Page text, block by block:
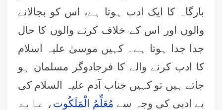
بارگاہ کا ایک ادب ہوتا ہے، اس کو بجالانے
والوں اور اس کے خلاف کرنے والوں کا حال
جدا جدا ہوتا ہے۔ کہیں موسیٰ علیہ اسلام
کا ادب کرنے والے کا فرجادوگر مسلمان ہو
جاتے ہیں تو کہیں جناب آدم علیہ السلام کی
بے ادبی کی وجہ سے مُعَلِّمُ الْمَلَکُوت ، عابد